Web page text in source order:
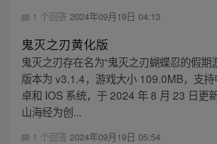
1 个回答 2024年09月19日 04:13
鬼灭之刃黄化版
鬼灭之刃存在名为“鬼灭之刃蝴蝶忍的假期
版本为 v3.1.4，游戏大小 109.0MB，支
卓和 IOS 系统，于 2024 年 8 月 23 日更
山海经为创...
1 个回答 2024年09月19日 05:54